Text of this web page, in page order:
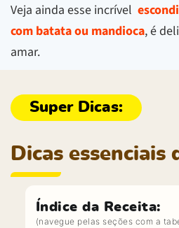
Veja ainda esse incrível
com batata ou mandioca, é
amar.
Dicas essenciais
Índice da Receita: